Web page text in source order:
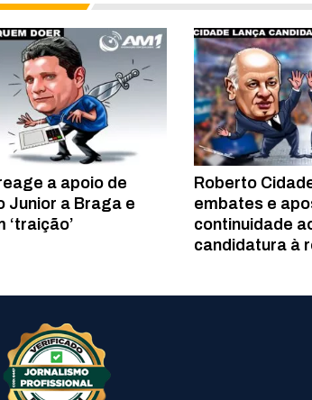
a apoio de
Junior a Braga e
‘traição’
Roberto
embates e
continuidade
candidatura à